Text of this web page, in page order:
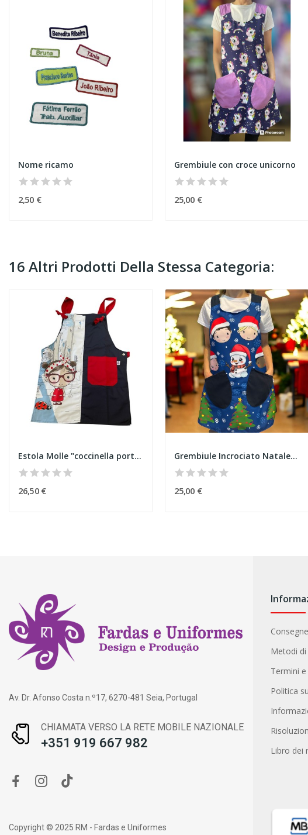
Nome ricamo
2,50 €
Grembiule con croce unicorno
25,00 €
16 Altri Prodotti Della Stessa Categoria:
Estola Molle "coccinella portimao"
26,50 €
Grembiule Incrociato Natale dei Piccoli Sorrisi
25,00 €
Av. Dr. Afonso Costa n.º17, 6270-481 Seia, Portugal
CHIAMATA VERSO LA RETE MOBILE NAZIONALE
+351 919 667 982
Metodi
Termini
Politica
Libro dei
Copyright © 2025 RM - Fardas e Uniformes